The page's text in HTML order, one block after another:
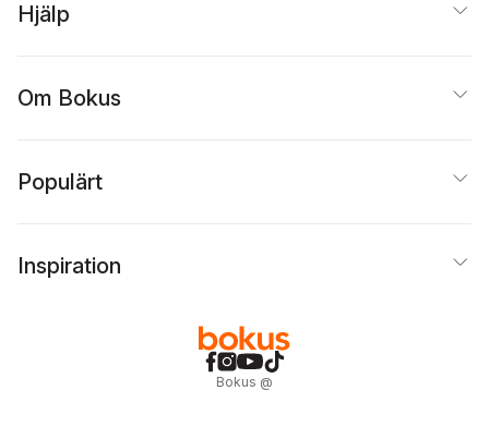
Hjälp
Om Bokus
Populärt
Inspiration
Bokus @